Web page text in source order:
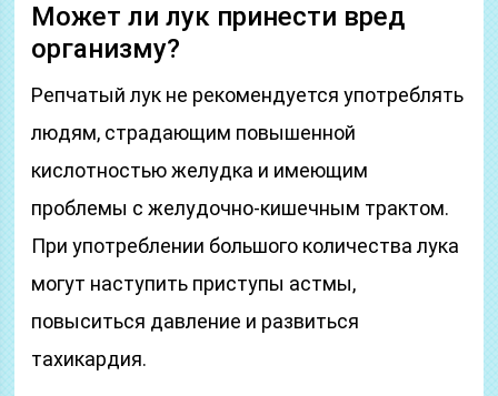
Может ли лук принести вред
организму?
Репчатый лук не рекомендуется употреблять
людям, страдающим повышенной
кислотностью желудка и имеющим
проблемы с желудочно-кишечным трактом.
При употреблении большого количества лука
могут наступить приступы астмы,
повыситься давление и развиться
тахикардия.